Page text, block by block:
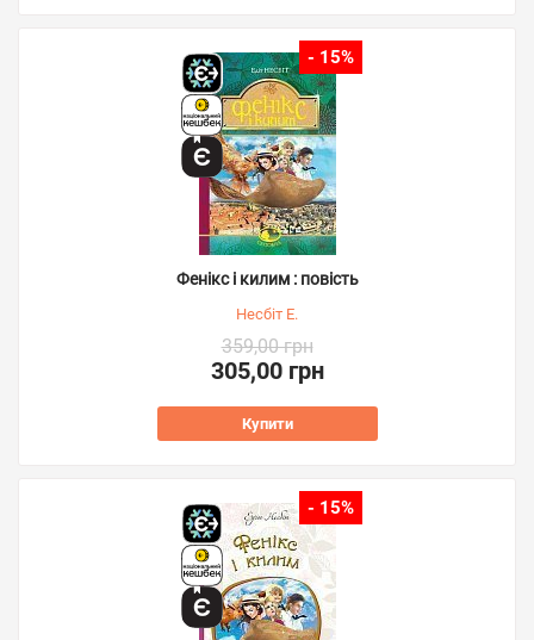
- 15%
Фенікс і килим : повість
Несбіт Е.
359,00 грн
305,00 грн
Купити
- 15%